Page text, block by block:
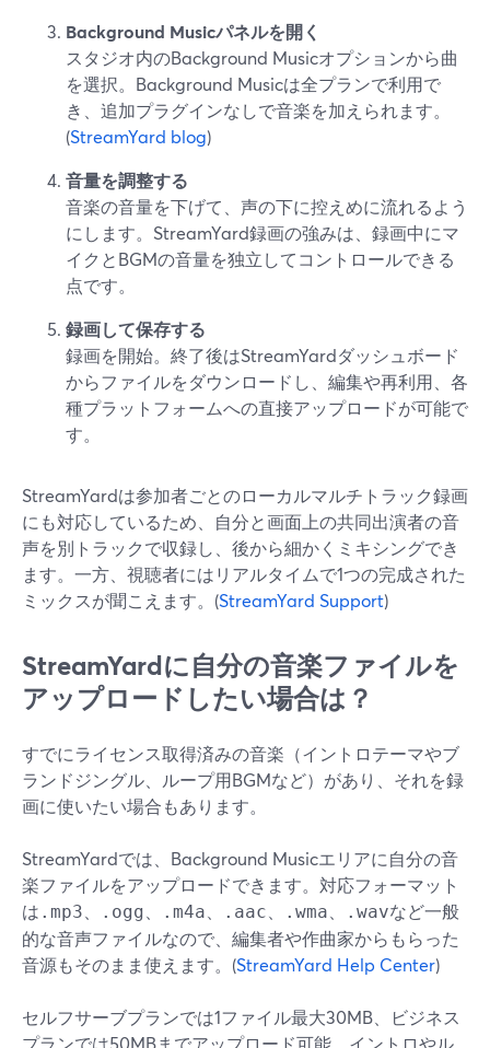
Background Musicパネルを開く
スタジオ内のBackground Musicオプションから曲
を選択。Background Musicは全プランで利用で
き、追加プラグインなしで音楽を加えられます。
(StreamYard blog)
音量を調整する
音楽の音量を下げて、声の下に控えめに流れるよう
にします。StreamYard録画の強みは、録画中にマ
イクとBGMの音量を独立してコントロールできる
点です。
録画して保存する
録画を開始。終了後はStreamYardダッシュボード
からファイルをダウンロードし、編集や再利用、各
種プラットフォームへの直接アップロードが可能で
す。
StreamYardは参加者ごとのローカルマルチトラック録画
にも対応しているため、自分と画面上の共同出演者の音
声を別トラックで収録し、後から細かくミキシングでき
ます。一方、視聴者にはリアルタイムで1つの完成された
ミックスが聞こえます。(StreamYard Support)
StreamYardに自分の音楽ファイルを
アップロードしたい場合は？
すでにライセンス取得済みの音楽（イントロテーマやブ
ランドジングル、ループ用BGMなど）があり、それを録
画に使いたい場合もあります。
StreamYardでは、Background Musicエリアに自分の音
楽ファイルをアップロードできます。対応フォーマット
は .mp3 .ogg .m4a .aac .wma .wavなど一般
的な音声ファイルなので、編集者や作曲家からもらった
音源もそのまま使えます。(StreamYard Help Center)
セルフサーブプランでは1ファイル最大30MB、ビジネス
プランでは50MBまでアップロード可能。イントロやル